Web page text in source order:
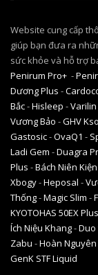
Website cung cấp
giúp bạn đưa ra
sức khỏe và hỗ trợ
Penirum Pro+ -
Dương Plus -
Bắc-Hisleep -Varilin
Vương Bảo -GHV
Gastosic-OvaQ1 -
Ladi Gem -Duagra
Plus -Bách Niên Kiện
Xbogy-Heposal -
Thống-Magic Slim -
KYOTOHAS 50EX Plus
Ích Niệu Khang-Duo
Zabu -Hoàn Nguyên
GenK STF Liquid